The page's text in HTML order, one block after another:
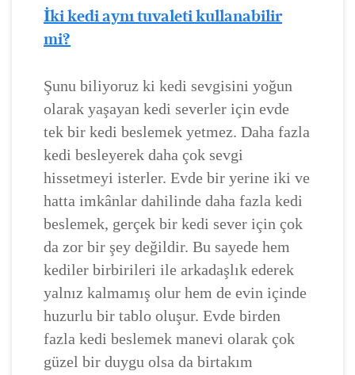
İki kedi aynı tuvaleti kullanabilir
mi?
Şunu biliyoruz ki kedi sevgisini yoğun
olarak yaşayan kedi severler için evde
tek bir kedi beslemek yetmez. Daha fazla
kedi besleyerek daha çok sevgi
hissetmeyi isterler. Evde bir yerine iki ve
hatta imkânlar dahilinde daha fazla kedi
beslemek, gerçek bir kedi sever için çok
da zor bir şey değildir. Bu sayede hem
kediler birbirileri ile arkadaşlık ederek
yalnız kalmamış olur hem de evin içinde
huzurlu bir tablo oluşur. Evde birden
fazla kedi beslemek manevi olarak çok
güzel bir duygu olsa da birtakım